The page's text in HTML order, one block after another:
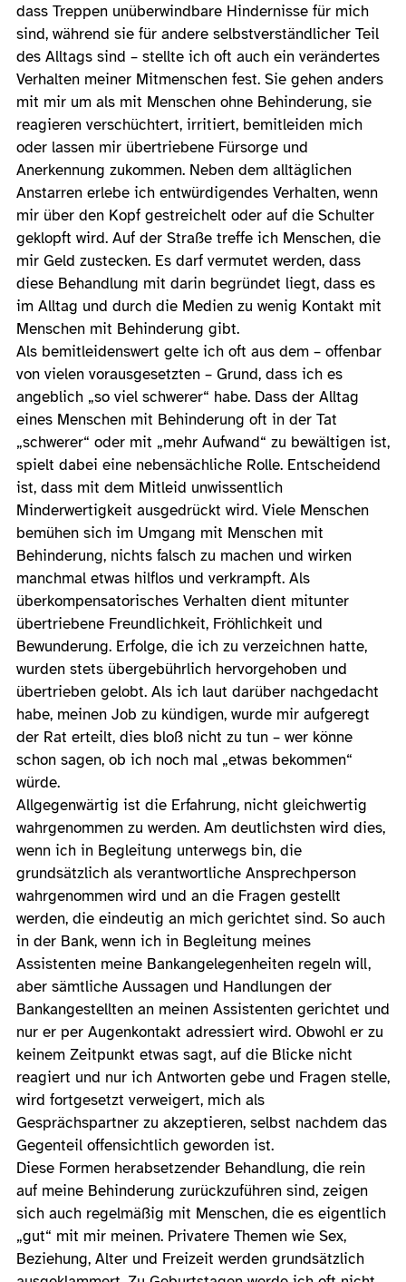
dass Treppen unüberwindbare Hindernisse für mich
sind, während sie für andere selbstverständlicher Teil
des Alltags sind – stellte ich oft auch ein verändertes
Verhalten meiner Mitmenschen fest. Sie gehen anders
mit mir um als mit Menschen ohne Behinderung, sie
reagieren verschüchtert, irritiert, bemitleiden mich
oder lassen mir übertriebene Fürsorge und
Anerkennung zukommen. Neben dem alltäglichen
Anstarren erlebe ich entwürdigendes Verhalten, wenn
mir über den Kopf gestreichelt oder auf die Schulter
geklopft wird. Auf der Straße treffe ich Menschen, die
mir Geld zustecken. Es darf vermutet werden, dass
diese Behandlung mit darin begründet liegt, dass es
im Alltag und durch die Medien zu wenig Kontakt mit
Menschen mit Behinderung gibt.
Als bemitleidenswert gelte ich oft aus dem – offenbar
von vielen vorausgesetzten – Grund, dass ich es
angeblich „so viel schwerer“ habe. Dass der Alltag
eines Menschen mit Behinderung oft in der Tat
„schwerer“ oder mit „mehr Aufwand“ zu bewältigen ist,
spielt dabei eine nebensächliche Rolle. Entscheidend
ist, dass mit dem Mitleid unwissentlich
Minderwertigkeit ausgedrückt wird. Viele Menschen
bemühen sich im Umgang mit Menschen mit
Behinderung, nichts falsch zu machen und wirken
manchmal etwas hilflos und verkrampft. Als
überkompensatorisches Verhalten dient mitunter
übertriebene Freundlichkeit, Fröhlichkeit und
Bewunderung. Erfolge, die ich zu verzeichnen hatte,
wurden stets übergebührlich hervorgehoben und
übertrieben gelobt. Als ich laut darüber nachgedacht
habe, meinen Job zu kündigen, wurde mir aufgeregt
der Rat erteilt, dies bloß nicht zu tun – wer könne
schon sagen, ob ich noch mal „etwas bekommen“
würde.
Allgegenwärtig ist die Erfahrung, nicht gleichwertig
wahrgenommen zu werden. Am deutlichsten wird dies,
wenn ich in Begleitung unterwegs bin, die
grundsätzlich als verantwortliche Ansprechperson
wahrgenommen wird und an die Fragen gestellt
werden, die eindeutig an mich gerichtet sind. So auch
in der Bank, wenn ich in Begleitung meines
Assistenten meine Bankangelegenheiten regeln will,
aber sämtliche Aussagen und Handlungen der
Bankangestellten an meinen Assistenten gerichtet und
nur er per Augenkontakt adressiert wird. Obwohl er zu
keinem Zeitpunkt etwas sagt, auf die Blicke nicht
reagiert und nur ich Antworten gebe und Fragen stelle,
wird fortgesetzt verweigert, mich als
Gesprächspartner zu akzeptieren, selbst nachdem das
Gegenteil offensichtlich geworden ist.
Diese Formen herabsetzender Behandlung, die rein
auf meine Behinderung zurückzuführen sind, zeigen
sich auch regelmäßig mit Menschen, die es eigentlich
„gut“ mit mir meinen. Privatere Themen wie Sex,
Beziehung, Alter und Freizeit werden grundsätzlich